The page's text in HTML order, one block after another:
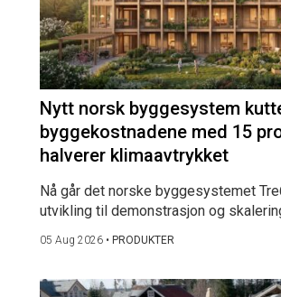
Nytt norsk byggesystem
byggekostnadene med 15
halverer klimaavtrykket
Nå går det norske byggesystemet
utvikling til demonstrasjon og
05 Aug 2026 • PRODUKTER